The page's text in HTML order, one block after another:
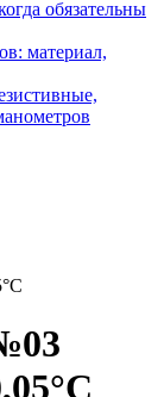
обязательны
материал,